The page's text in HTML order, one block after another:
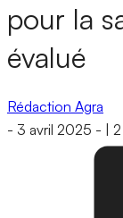
pour la
évalué
Rédaction Agra
- 3 avril 2025 -